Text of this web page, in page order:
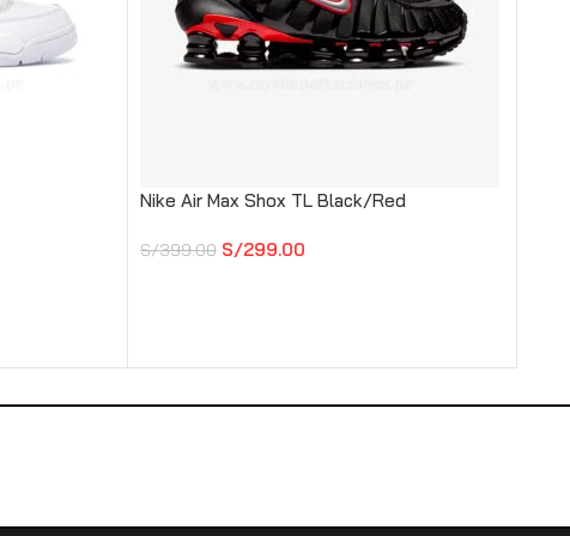
Nike Air Max Shox TL Black/Red
S/399.00 S/299.00